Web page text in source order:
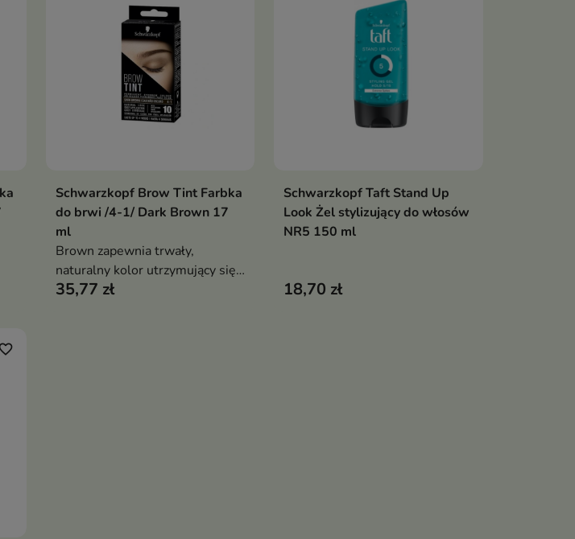
Pokaż szczegóły
Schwarzkopf Brow Tint Farbka
do brwi /4-1/ Dark Brown 17
ml
Brown zapewnia trwały,
naturalny kolor utrzymujący się
do 4 tygodni
35,77 zł
Pokaż szczegóły
Schwarzkopf Taft Stand Up
Look Żel stylizujący do włosów
NR5 150 ml
18,70 zł